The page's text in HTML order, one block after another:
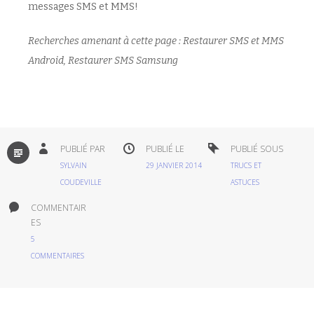
messages SMS et MMS!
Recherches amenant à cette page : Restaurer SMS et MMS
Android, Restaurer SMS Samsung
PAR
DÉFAUT
PUBLIÉ PAR
SYLVAIN
COUDEVILLE
PUBLIÉ LE
29 JANVIER 2014
PUBLIÉ SOUS
TRUCS ET
ASTUCES
COMMENTAIR
ES
5
COMMENTAIRES